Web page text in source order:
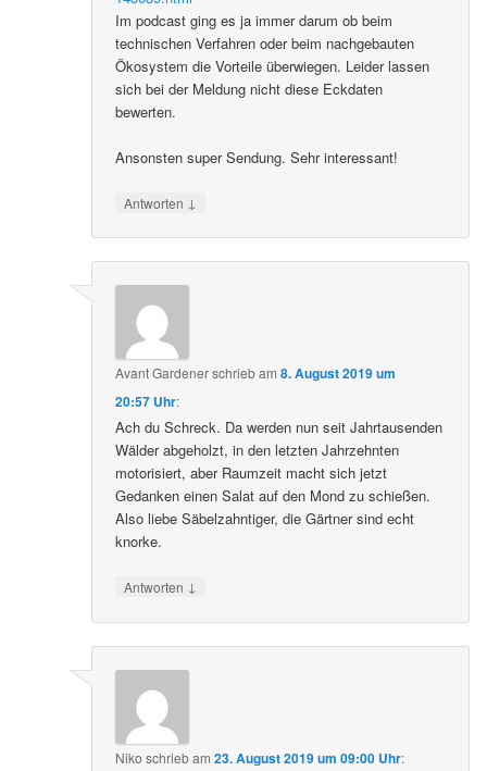
Im podcast ging es ja immer darum ob beim
technischen Verfahren oder beim nachgebauten
Ökosystem die Vorteile überwiegen. Leider lassen
sich bei der Meldung nicht diese Eckdaten
bewerten.
Ansonsten super Sendung. Sehr interessant!
Antworten ↓
Avant Gardenerschriebam8. August 2019 um
20:57 Uhr:
Ach du Schreck. Da werden nun seit Jahrtausenden
Wälder abgeholzt, in den letzten Jahrzehnten
motorisiert, aber Raumzeit macht sich jetzt
Gedanken einen Salat auf den Mond zu schießen.
Also liebe Säbelzahntiger, die Gärtner sind echt
knorke.
Antworten ↓
Niko schriebam23. August 2019 um 09:00 Uhr: